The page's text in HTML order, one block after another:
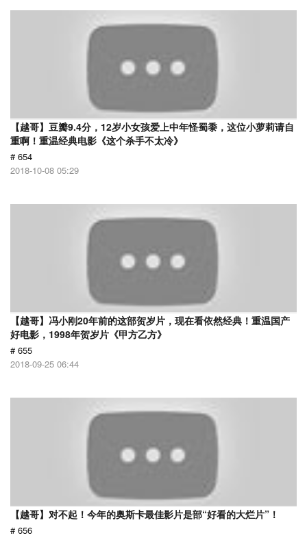
【越哥】豆瓣9.4分，12岁小女孩爱上中年怪蜀黍，这位小萝莉请自
重啊！重温经典电影《这个杀手不太冷》
# 654
2018-10-08 05:29
【越哥】冯小刚20年前的这部贺岁片，现在看依然经典！重温国产
好电影，1998年贺岁片《甲方乙方》
# 655
2018-09-25 06:44
【越哥】对不起！今年的奥斯卡最佳影片是部“好看的大烂片”！
# 656